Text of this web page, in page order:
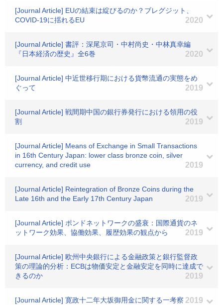
[Journal Article] EUの結束は綻びるのか？ブレグジット、
COVID-19に揺れるEU
2020
[Journal Article] 書評：深尾京司・中村尚史・中林真幸編
『日本経済の歴史』全6巻
2020
[Journal Article] 中近世移行期における貨幣流通の実態をめ
ぐって
2019
[Journal Article] 戦間期中国の銀行券発行における領用の役
割
2019
[Journal Article] Means of Exchange in Small Transactions
in 16th Century Japan: lower class bronze coin, silver
currency, and credit use
2019
[Journal Article] Reintegration of Bronze Coins during the
Late 16th and the Early 17th Century Japan
2019
[Journal Article] ポンドネットワークの盛衰：国際通貨のネ
ットワーク効果、協働効果、履歴効果の観点から
2019
[Journal Article] 欧州中央銀行による金融政策と銀行監督政
策の理論的分析：ECBは物価安定と金融安定を同時に達成で
きるのか
2019
[Journal Article] 寛政十二年大坂御用金に関する一考察 2019